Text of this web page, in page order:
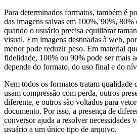
Para determinados formatos, também é
das imagens salvas em 100%, 90%,
quando o usuário precisa equilibrar
visual. Em imagens destinadas à web,
menor pode reduzir peso. Em material
fidelidade, 100% ou 90% pode ser mais
depende do formato, do uso final e do
Nem todos os formatos tratam qualidade
usam compressão com perda, outros
diferente, e outros são voltados para
documento. Por isso, a presença de
conversor ajuda a resolver necessidades
usuário a um único tipo de arquivo.